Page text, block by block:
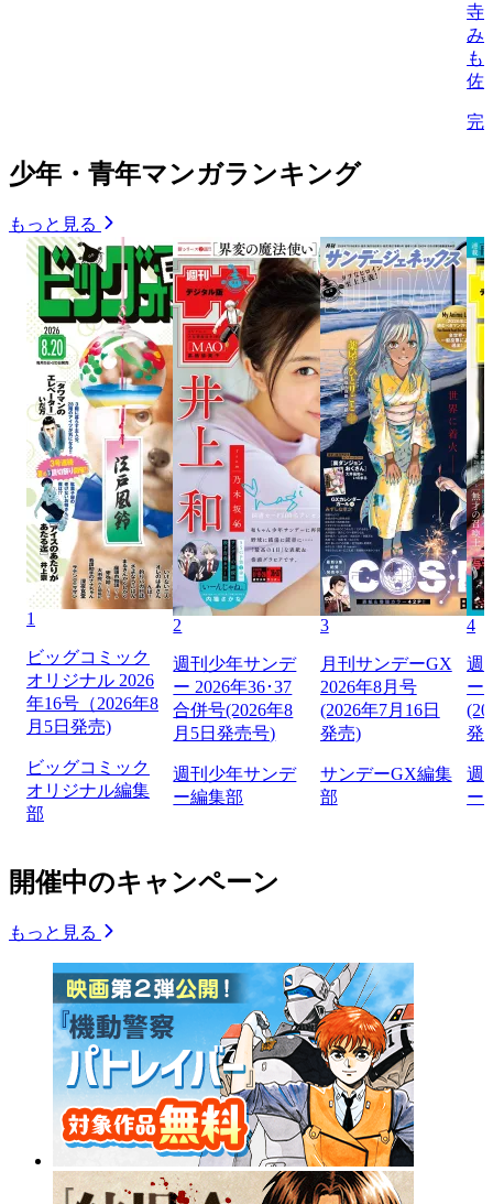
寺
み
も
佐
完
少年・青年マンガランキング
もっと見る
1
ビッグコミック
オリジナル 2026
年16号（2026年8
月5日発売)
ビッグコミック
オリジナル編集
部
2
週刊少年サンデ
ー 2026年36･37
合併号(2026年8
月5日発売号)
週刊少年サンデ
ー編集部
3
月刊サンデーGX
2026年8月号
(2026年7月16日
発売)
サンデーGX編集
部
4
週
ー
発
週
ー
開催中のキャンペーン
もっと見る